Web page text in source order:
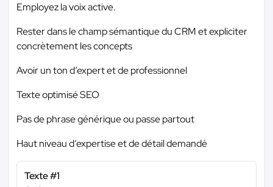
Employez la voix active.
Rester dans le champ sémantique du CRM et expliciter
concrètement les concepts
Avoir un ton d’expert et de professionnel
Texte optimisé SEO
Pas de phrase générique ou passe partout
Haut niveau d’expertise et de détail demandé
Texte #1